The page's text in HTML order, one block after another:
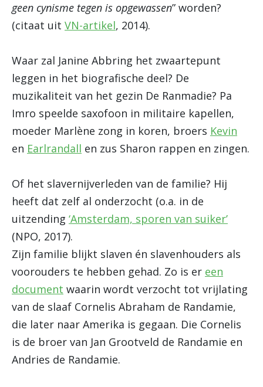
geen cynisme tegen is opgewassen” worden?
(citaat uit VN-artikel, 2014).
Waar zal Janine Abbring het zwaartepunt
leggen in het biografische deel? De
muzikaliteit van het gezin De Ranmadie? Pa
Imro speelde saxofoon in militaire kapellen,
moeder Marlène zong in koren, broers Kevin
en Earlrandall en zus Sharon rappen en zingen.
Of het slavernijverleden van de familie? Hij
heeft dat zelf al onderzocht (o.a. in de
uitzending ‘Amsterdam, sporen van suiker’
(NPO, 2017).
Zijn familie blijkt slaven én slavenhouders als
voorouders te hebben gehad. Zo is er een
document waarin wordt verzocht tot vrijlating
van de slaaf Cornelis Abraham de Randamie,
die later naar Amerika is gegaan. Die Cornelis
is de broer van Jan Grootveld de Randamie en
Andries de Randamie.